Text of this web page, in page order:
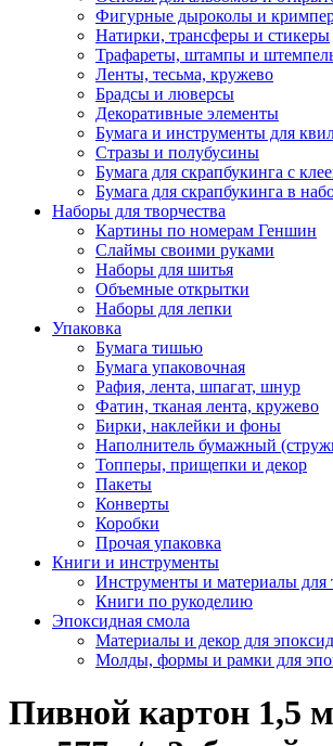
Фигурные дыроколы и
Натирки, трансферы и стикеры
Трафареты, штампы и
Ленты, тесьма, кружево
Брадсы и люверсы
Декоративные элементы
Бумага и инструменты для
Стразы и полубусины
Бумага для скрапбукинга с
Бумага для скрапбукинга в
Наборы для творчества
Картины по номерам Геншин
Слаймы своими руками
Наборы для шитья
Объемные открытки
Наборы для лепки
Упаковка
Бумага тишью
Бумага упаковочная
Рафия, лента, шпагат, шнур
Фатин, тканая лента, кружево
Бирки, наклейки и фоны
Наполнитель бумажный
Топперы, прищепки и декор
Пакеты
Конверты
Коробки
Прочая упаковка
Книги и инструменты
Инструменты и материалы для
Книги по рукоделию
Эпоксидная смола
Материалы и декор для
Молды, формы и рамки для
Пивной картон 1,5